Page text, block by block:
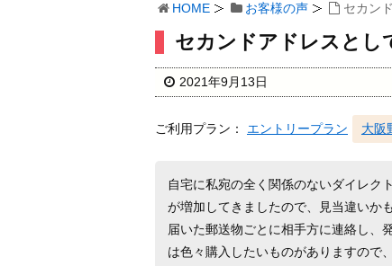
HOME お客様の声 セカン
セカンドアドレスとし
2021年9月13日
ご利用プラン： エントリープラン 大阪
自宅に私宛の全く関係のないダイレク
が増加してきましたので、見当違いか
届いた郵送物ごとに相手方に連絡し、
は色々購入したいものがありますので